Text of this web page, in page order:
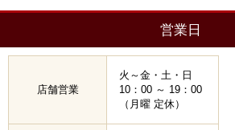
営業日
店舗営業
火～金・土・日
10：00 ～ 19：00
（月曜 定休）